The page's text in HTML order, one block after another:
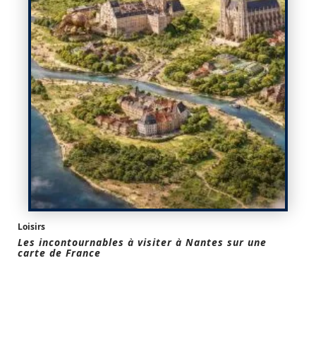
Loisirs
Les incontournables à visiter à Nantes sur une
carte de France